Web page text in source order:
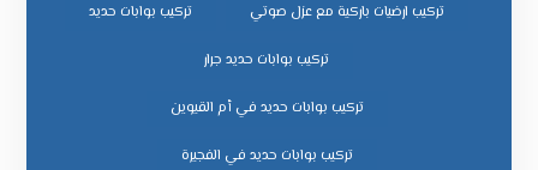
تركيب ارضيات باركية مع عزل صوتي تركيب بوابات حديد
تركيب بوابات حديد جرار
تركيب بوابات حديد في أم القيوين
تركيب بوابات حديد في الفجيرة